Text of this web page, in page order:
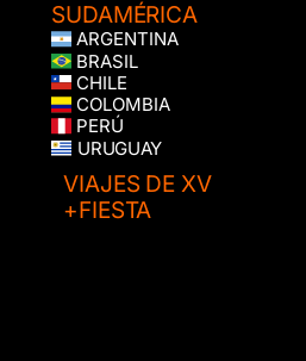
SUDAMÉRICA
ARGENTINA
BRASIL
CHILE
COLOMBIA
PERÚ
URUGUAY
VIAJES DE XV
+FIESTA